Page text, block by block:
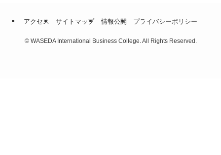
アクセス サイトマップ 情報公開 プライバシーポリシー
©WASEDA International Business College. All Rights Reserved.